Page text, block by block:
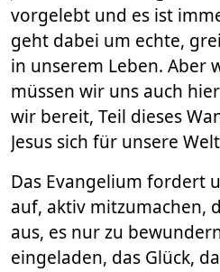
vorgelebt und es ist
geht dabei um echte,
in unserem Leben. Aber
müssen wir uns auch
wir bereit, Teil dieses
Jesus sich für unsere
Das Evangelium fordert
auf, aktiv mitzumachen,
aus, es nur zu
eingeladen, das Glück,